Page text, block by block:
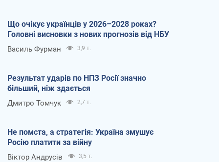
Що очікує українців у 2026–2028 роках?
Головні висновки з нових прогнозів від НБУ
Василь Фурман 3,9 т.
Результат ударів по НПЗ Росії значно
більший, ніж здається
Дмитро Томчук 2,7 т.
Не помста, а стратегія: Україна змушує
Росію платити за війну
Віктор Андрусів 3,5 т.